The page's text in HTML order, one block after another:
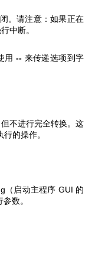
。请注意：如果正在
中断。
用-- 来传递选项到字
不进行完全转换。这
的操作。
（启动主程序 GUI 的
数。